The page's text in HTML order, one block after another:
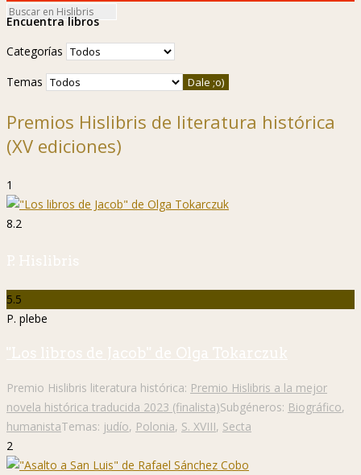
Encuentra libros
Categorías
Temas
Premios Hislibris de literatura histórica
(XV ediciones)
1
8.2
P. Hislibris
5.5
P. plebe
"Los libros de Jacob" de Olga Tokarczuk
Premio Hislibris literatura histórica: Premio Hislibris a la mejor
novela histórica traducida 2023 (finalista)Subgéneros: Biográfico,
humanistaTemas: judío, Polonia, S. XVIII, Secta
2